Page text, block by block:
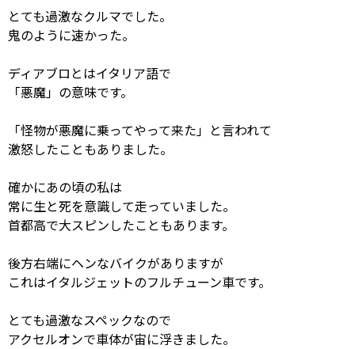
とても過激なクルマでした。
鬼のように速かった。
ディアブロとはイタリア語で
「悪魔」の意味です。
「怪物が悪魔に乗ってやって来た」と言われて
激怒したこともありました。
確かにあの頃の私は
常に生と死を意識して走っていました。
首都高で大スピンしたこともあります。
後方右端にヘンなバイクがありますが
これはイタルジェットのフルチューン車です。
とても過激なスペックなので
アクセルオンで車体が宙に浮きました。